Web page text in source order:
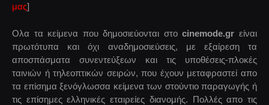
μας]
Ολα τα κείμενα που δημοσιεύονται στοcinemode.gr είναι
πρωτότυπα και όχι αναδημοσιεύσεις, με εξαίρεση τα
αποσπάσματα συνεντεύξεων και τις υποθέσεις-πλοκές
ταινιών ή τηλεοπτικών σειρών, που έχουν μεταφραστεί απο
τα επίσημα ξενόγλωσσα κείμενα των στούντιο παραγωγής ή
τις επίσημες ελληνικές εταιρείες διανομής. Πολλές απο τις